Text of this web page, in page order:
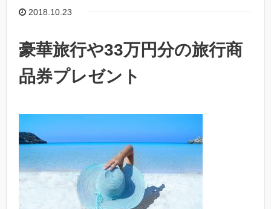
2018.10.23
豪華旅行や33万円分の旅行商
品券プレゼント